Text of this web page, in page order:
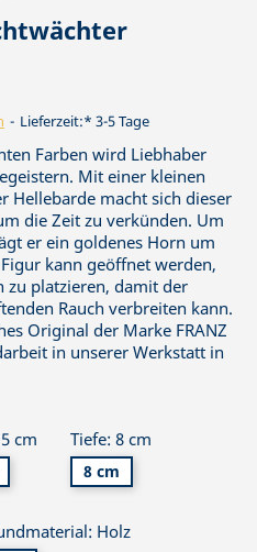
Lieferzeit:* 3-5 Tage
Farben wird Liebhaber
Mit einer kleinen
Hellebarde macht sich dieser
die Zeit zu verkünden. Um
er ein goldenes Horn um
kann geöffnet werden,
zu platzieren, damit der
Rauch verbreiten kann.
Original der Marke FRANZ
in unserer Werkstatt in
cm Tiefe: 8 cm
8 cm
Holz